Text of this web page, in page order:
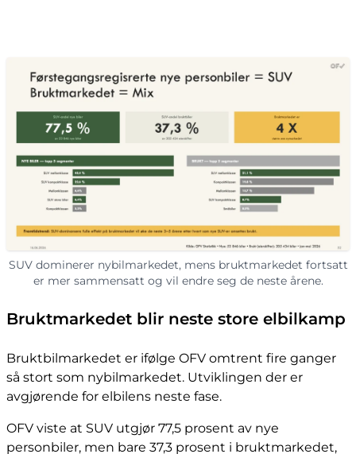
SUV dominerer nybilmarkedet, mens bruktmarkedet fortsatt
er mer sammensatt og vil endre seg de neste årene.
Bruktmarkedet blir neste store elbilkamp
Bruktbilmarkedet er ifølge OFV omtrent fire ganger
så stort som nybilmarkedet. Utviklingen der er
avgjørende for elbilens neste fase.
OFV viste at SUV utgjør 77,5 prosent av nye
personbiler, men bare 37,3 prosent i bruktmarkedet,